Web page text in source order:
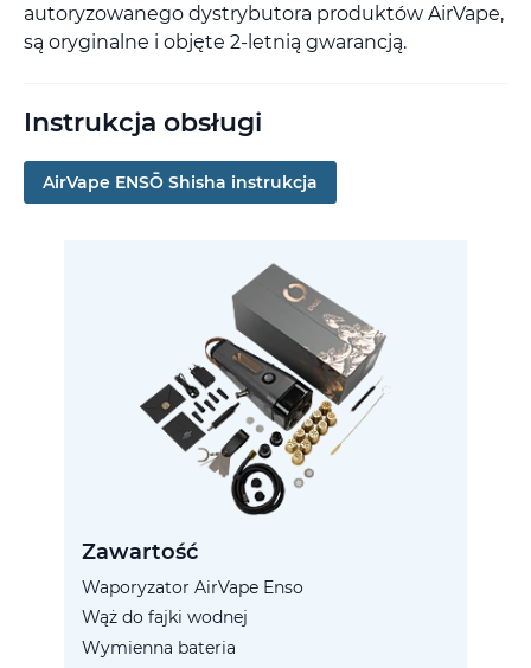
autoryzowanego dystrybutora produktów AirVape,
są oryginalne i objęte 2-letnią gwarancją.
Instrukcja obsługi
AirVape ENSŌ Shisha instrukcja
Zawartość
Waporyzator AirVape Enso
Wąż do fajki wodnej
Wymienna bateria